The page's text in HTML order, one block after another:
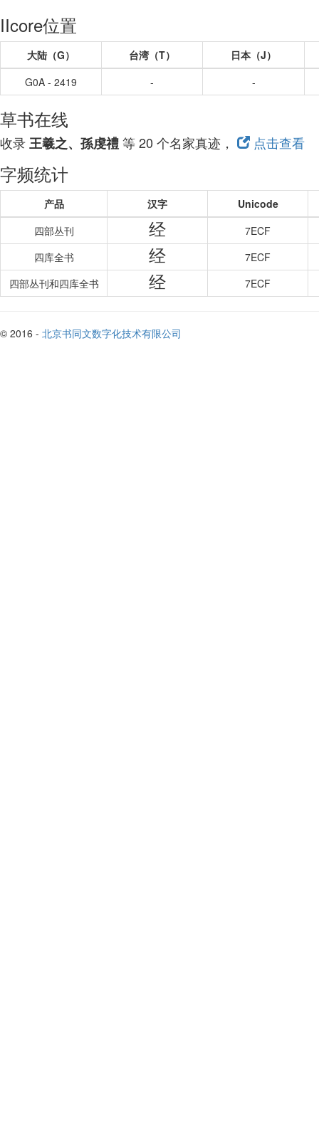
IIcore位置
大陆（G） 台湾（T）
日本（J）
G0A - 2419
- -
草书在线
收录王羲之、孫虔禮等 20 个名家真迹， 点击查看
字频统计
产品 汉字
Unicode
四部丛刊
经
7ECF
四库全书
经
7ECF
四部丛刊和四库全书
经 7ECF
© 2016 - 北京书同文数字化技术有限公司